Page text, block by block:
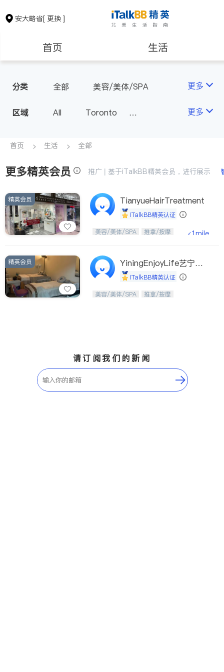
安大略省[ 更换 ]
首页 生活
保险理财
银行贷款
建筑装修
分类 全部 美容/美体/SPA 更多
区域 All
Toronto
Scarborough
North York
Thornhill
Brampton
Kitchener
Newmarket
Etobicoke
Stouffville
Maple
Waterloo
Guelph
Burlington
Ajax
Port Perry
King
ON - Other Cities
更多
首页 生活 全部
更多精英会员 推广 | 基于iTalkBB精英会员，进行展示
精英会员 TianyueHairTreatment
iTalkBB精英认证
美，从头开始；松弛，从艺美开始。
美容/美体/SPA 推拿/按摩 <1mile
精英会员
YiningEnjoyLife艺宁生
活馆iTalkBB精英认证
从头开始，焕醒生活之美。
美容/美体/SPA 推拿/按摩
请订阅我们的新闻